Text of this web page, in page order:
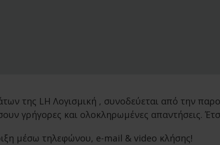
της LH Λογισμική , συνοδεύεται από την
γρήγορες και ολοκληρωμένες απαντήσεις.
μέσω τηλεφώνου, e-mail & video κλήσης!